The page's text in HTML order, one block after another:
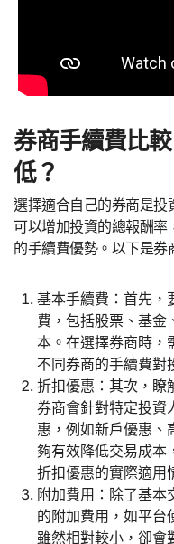
券商手續費比
低？
選擇適合自己的券商是投
可以增加投資的總報酬率
的手續費優勢。以下是券
基本手續費：首先，
費，包括股票、基金
本。在選擇券商時，
不同券商的手續費對
折扣優惠：其次，瞭
券商會針對特定投資
惠，例如新戶優惠、
夠有效降低交易成本
折扣優惠的實際適用
附加費用：除了基本
的附加費用，如平台
雖然相對較小，卻會